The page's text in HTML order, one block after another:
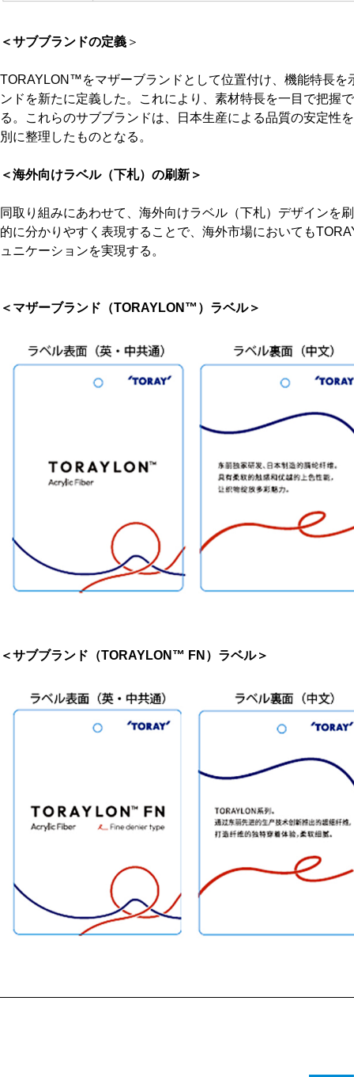
＜サブブランドの定義 ＞
TORAYLON™をマザーブランドとして位置付け、機能特長を
ンドを新たに定義した。これにより、素材特長を一目で把握
る。これらのサブブランドは、日本生産による品質の安定性
別に整理したものとなる。
＜海外向けラベル（下札）の刷新＞
同取り組みにあわせて、海外向けラベル（下札）デザインを
的に分かりやすく表現することで、海外市場においても
ュニケーションを実現する。
＜マザーブランド（TORAYLON™）ラベル＞
＜サブブランド（TORAYLON™ FN）ラベル＞